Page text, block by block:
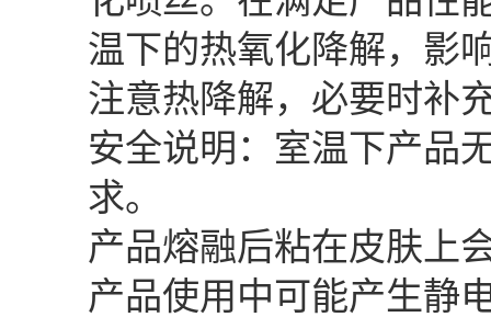
温下的热氧化降解，影
注意热降解，必要时补
安全说明：室温下产品
求。
产品熔融后粘在皮肤上
产品使用中可能产生静